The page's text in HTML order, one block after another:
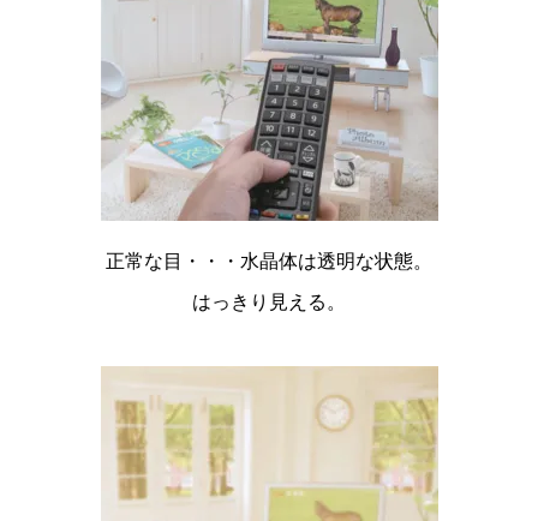
正常な目・・・水晶体は透明な状態。
はっきり見える。